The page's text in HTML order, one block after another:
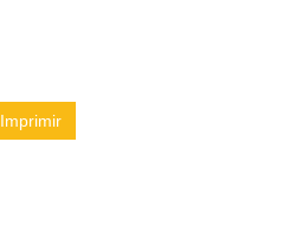
Imprimir